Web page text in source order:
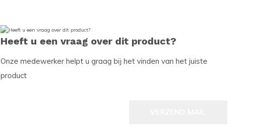
Heeft u een vraag over dit product?
Onze medewerker helpt u graag bij het vinden van het juiste
product